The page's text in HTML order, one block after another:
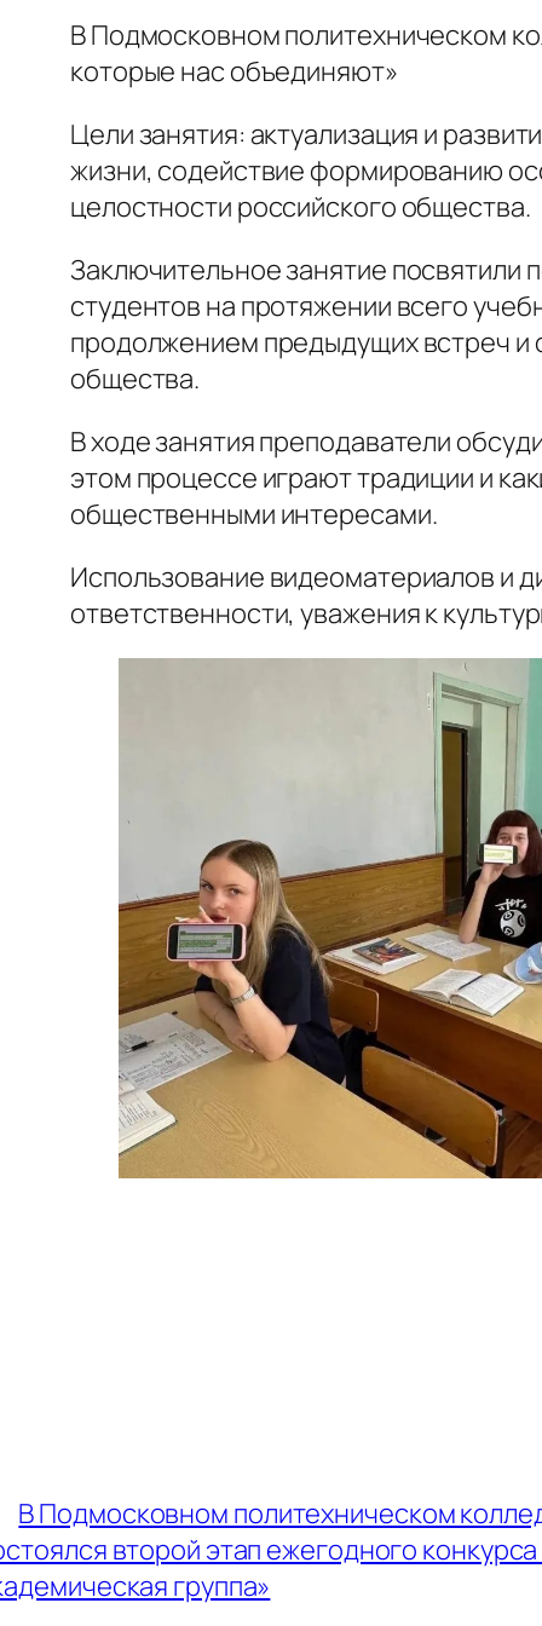
В Подмосковном политехническом
которые нас объединяют»
Цели занятия: актуализация и
жизни, содействие формированию
целостности российского общества.
Заключительное занятие
студентов на протяжении всего
продолжением предыдущих встреч
общества.
В ходе занятия преподаватели
этом процессе играют традиции и
общественными интересами.
Использование видеоматериалов и
ответственности, уважения к
В Подмосковном политехническом
второй этап ежегодного
группа»